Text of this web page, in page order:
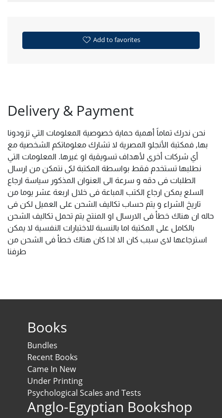
Add to favorites
Delivery & Payment
نحن ندرك تماماً أهمية حماية خصوصية المعلومات التي تزودونا
بها, فمكتبة الأنجلو المصرية لا تشارك معلوماتكم الشخصية مع
أي شركات أخرى لأهداف تسويقية او غيرها. المعلومات التي
نطلبها تستخدم فقط بواسطة المكتبة لكى نتمكن من ارسال
الطلبات فى دقه و سرعة الى العنوان المذكور سياسة ارجاع
السلع يمكن ارجاع الكتب المباعة فى خلال اربعة عشر يوما من
تاريخ الشراء و يتم حساب تكاليف الشحن على العميل لكن فى
حاله ان هناك خطأ فى الارسال او المنتج يتم تحمل تكاليف الشحن
بالكامل على المكتبة اما بالنسبة للاختبارات النفسية لا يمكن
استرجاعها لاى سبب كان الا اذا كان هناك خطأ فى الشحن من
طرفنا
Books
Bundles
Recent Books
Came In New
Under Printing
Psychological Scales and Tests
Anglo-Egyptian Bookshop